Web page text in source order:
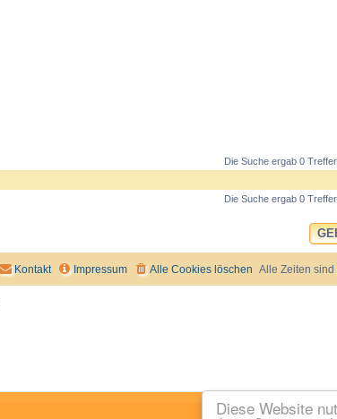
Diese Website
Die Suche ergab 0
Die Suche ergab 0
Alle Zeiten sind
Alle Cookies löschen
Impressum
Kontakt